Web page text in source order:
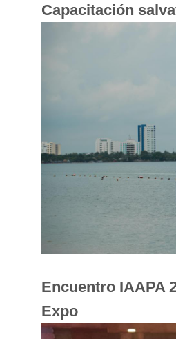
Capacitación
Encuentro IAAPA
Expo